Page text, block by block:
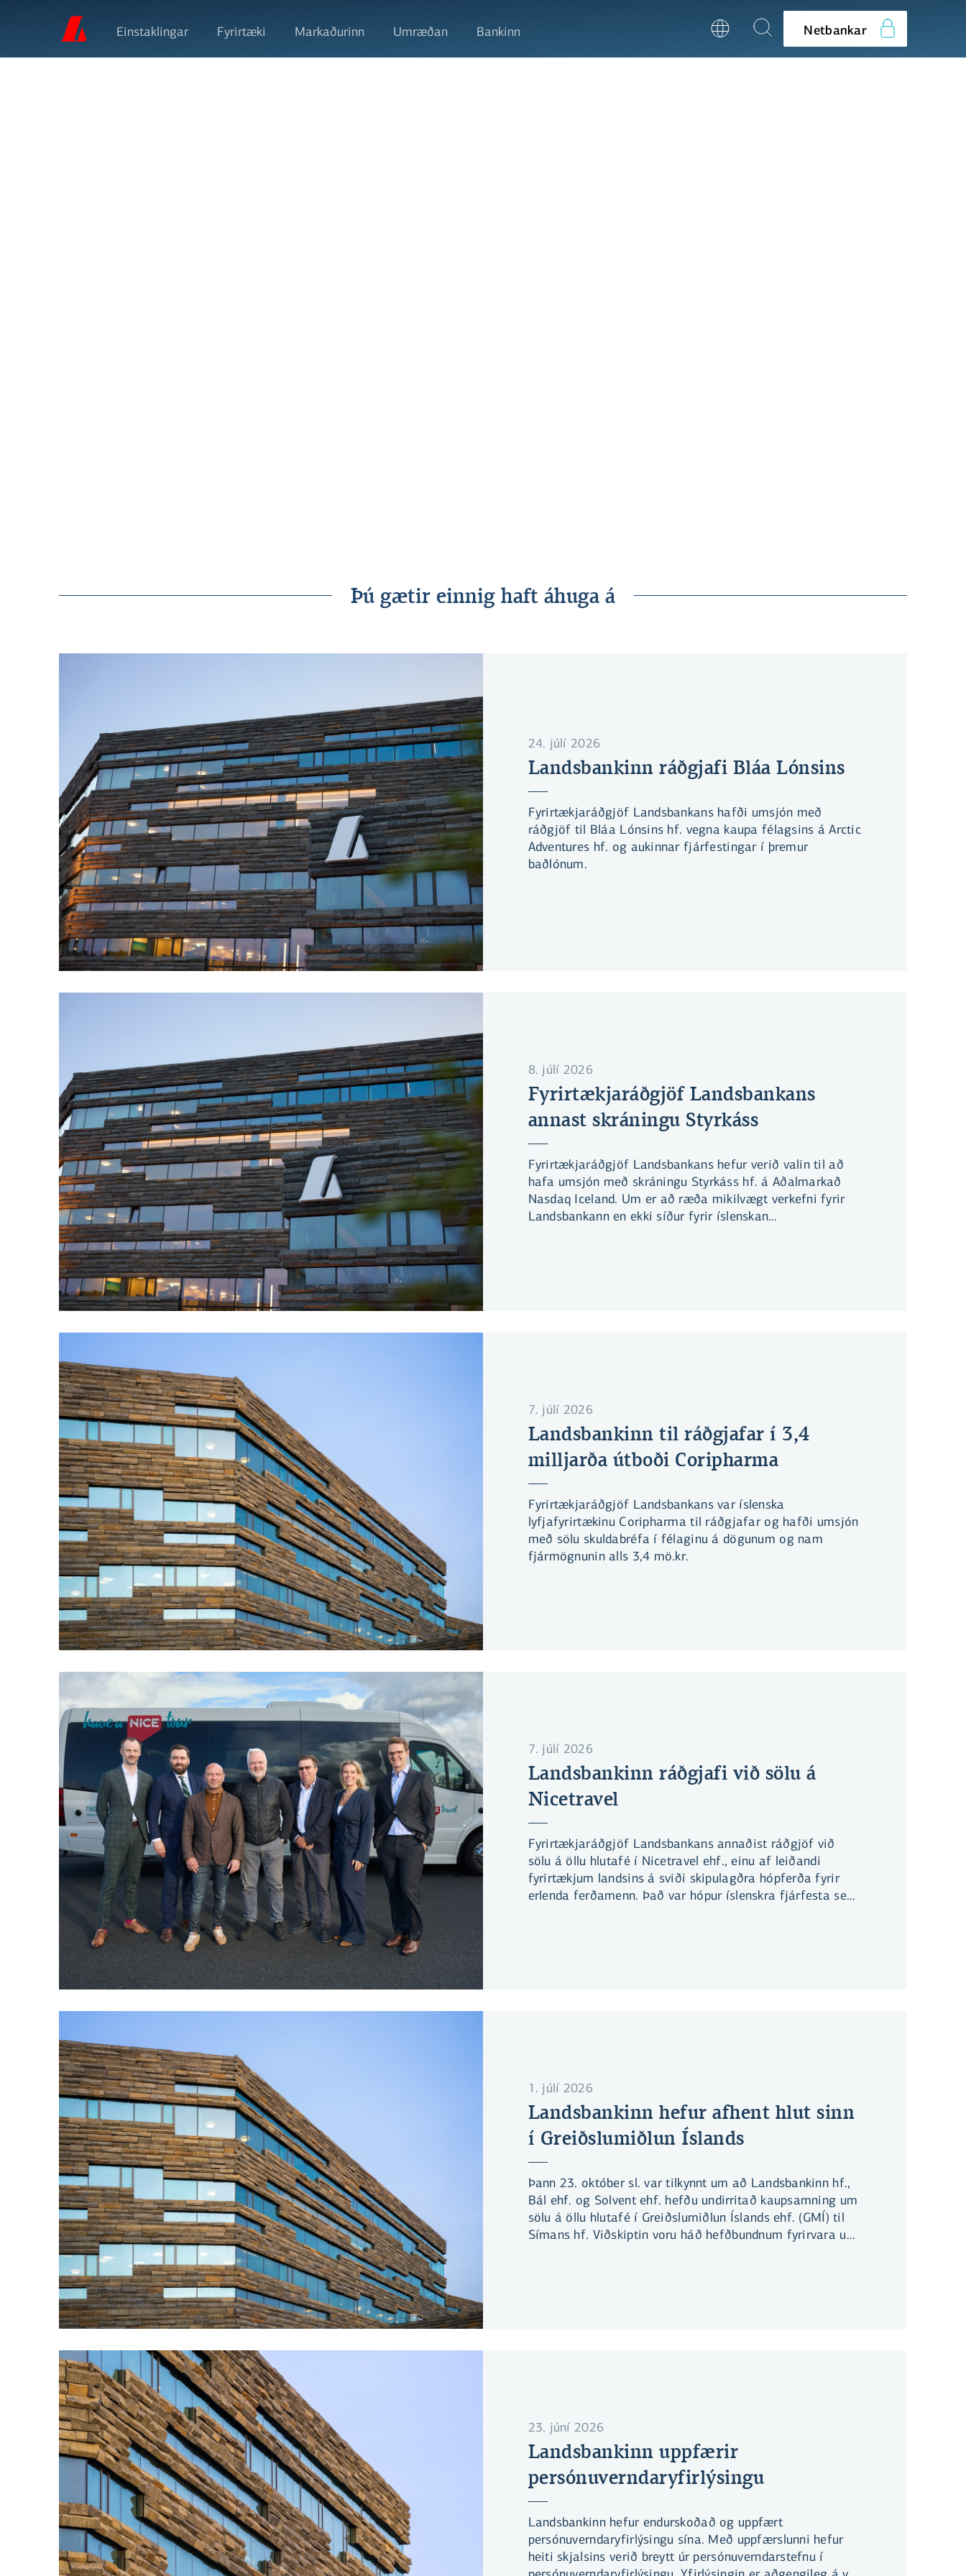
Einstaklingar Fyrirtæki Markaðurinn Umræðan Bankinn Netbankar
Þú gætir einnig haft áhuga á
24. júlí 2026
Landsbankinn ráðgjafi Bláa Lónsins
Fyrirtækjaráðgjöf Landsbankans hafði umsjón með
ráðgjöf til Bláa Lónsins hf. vegna kaupa félagsins á Arctic
Adventures hf. og aukinnar fjárfestingar í þremur
baðlónum.
8. júlí 2026
Fyrirtækjaráðgjöf Landsbankans
annast skráningu Styrkáss
Fyrirtækjaráðgjöf Landsbankans hefur verið valin til að
hafa umsjón með skráningu Styrkáss hf. á Aðalmarkað
Nasdaq Iceland. Um er að ræða mikilvægt verkefni fyrir
Landsbankann en ekki síður fyrir íslenskan
7. júlí 2026
Landsbankinn til ráðgjafar í 3,4
milljarða útboði Coripharma
Fyrirtækjaráðgjöf Landsbankans var íslenska
lyfjafyrirtækinu Coripharma til ráðgjafar og hafði umsjón
með sölu skuldabréfa í félaginu á dögunum og nam
fjármögnunin alls 3,4 mö.kr.
7. júlí 2026
Landsbankinn ráðgjafi við sölu á
Nicetravel
Fyrirtækjaráðgjöf Landsbankans annaðist ráðgjöf við
sölu á öllu hlutafé í Nicetravel ehf., einu af leiðandi
fyrirtækjum landsins á sviði skipulagðra hópferða fyrir
erlenda ferðamenn. Það var hópur íslenskra fjárfesta sem
1. júlí 2026
Landsbankinn hefur afhent hlut sinn
í Greiðslumiðlun Íslands
Þann 23. október sl. var tilkynnt um að Landsbankinn hf.,
Bál ehf. og Solvent ehf. hefðu undirritað kaupsamning um
sölu á öllu hlutafé í Greiðslumiðlun Íslands ehf. (GMÍ) til
Símans hf. Viðskiptin voru háð hefðbundnum fyrirvara um
23. júní 2026
Landsbankinn uppfærir
persónuverndaryfirlýsingu
Landsbankinn hefur endurskoðað og uppfært
persónuverndaryfirlýsingu sína. Með uppfærslunni hefur
heiti skjalsins verið breytt úr persónuverndarstefnu í